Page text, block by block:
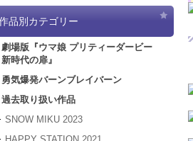
品別カテゴリー
劇場版『ウマ娘 プリティーダービー
新時代の扉』
勇気爆発バーンブレイバーン
過去取り扱い作品
SNOW MIKU 2023